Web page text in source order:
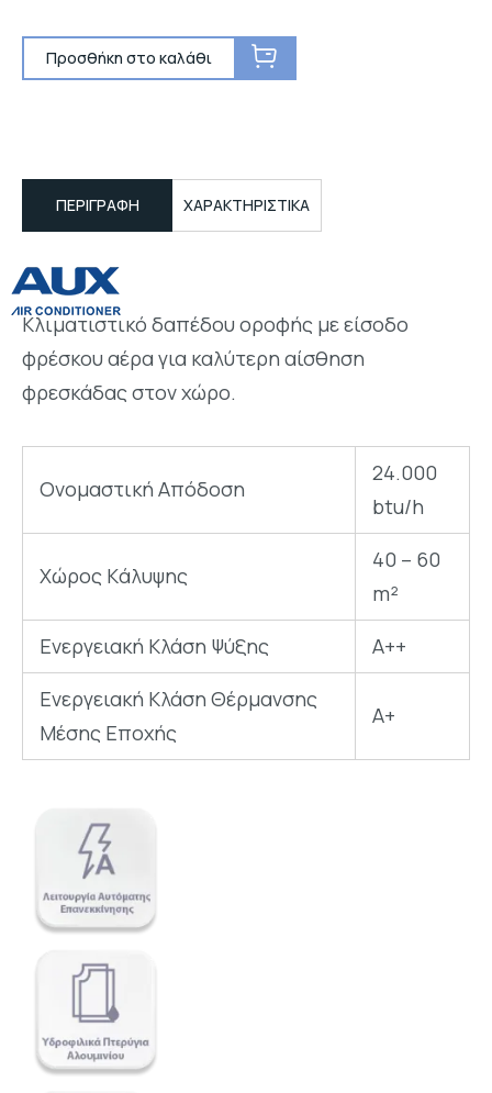
Προσθήκη στο καλάθι
ΠΕΡΙΓΡΑΦΉ ΧΑΡΑΚΤΗΡΙΣΤΙΚΑ
Κλιματιστικό δαπέδου οροφής με είσοδο
φρέσκου αέρα για καλύτερη αίσθηση
φρεσκάδας στον χώρο.
Ονομαστική Απόδοση
24.000
btu/h
Χώρος Kάλυψης
40 – 60
m²
Ενεργειακή Kλάση Ψύξης
A++
Ενεργειακή Κλάση Θέρμανσης
Μέσης Εποχής
A+